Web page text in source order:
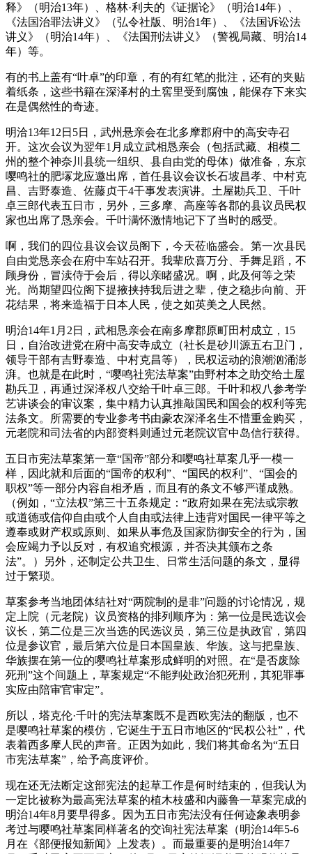
释》（明治13年）、格林·利夫的《证据论》（明治14年）、
《法国治罪法讲义》（弘令社版、明治1年）、《法国诉讼法
讲义》（明治14年）、《法国刑法讲义》（警视局藏、明治14
年）等。
有的书上盖有“叶卓”的印章，有的有红笔的批注，还有的夹贴
着纸条，这些书籍在深泽村的土窖里受到腐蚀，能保存下来实
在是偶然性的奇迹。
明洽13年12日5日，武州悬亲会在北多摩郡府中的高安寺召
开。这次会议为翌年1月成立武相恳亲会（包括武藏、相模二
州的整个神奈川县统一组织、县自由党的母体）做准备，东京
嘤鸣社的肥塜龙应邀出席，首任县议会议长石坡昌孝、中村克
昌、吉野泰造、佐藤贞干4干事发表演讲。土屋勘兵卫、千叶
卓三郎代表五日市，另外，三多摩、高座等各郡的县议员民权
家也出席了恳亲会。千叶满怀激情地记下了当时的感受。
啊，我们的四位县议会议员阁下，今天莅临盛会。第一次县民
自由党恳亲会在府中车站召开。我辈欣喜万分、手舞足蹈，不
顾身份，冒渎侍于会后，得以亲睹盛况。啊，此及何等之荣
光。尚期望四位阁下提掖挟持我后进之辈，使之稳步向前、开
花结果，将来造福于日本人民，使之如英美之人民然。
明治14年1月2日，武相恳亲会在南多摩郡原町田村成立，15
日，自治改进党在府中高安寺成立（社长是砂川源五右卫门，
领导干部有吉野泰造、中村克昌等），民权运动的浪潮汹涌澎
湃。也就是在此时，“嘤鸣社宪法草案”由野村本之助交给土屋
勘兵卫，再通过深泽权八交给千叶卓三郎。千叶和权八参考学
艺讲谈会的审议案，集中精力认真推敲国民和国会的权利等宪
法条文。所需要的专业参考书由豪农深泽名生不惜重金购买，
元老院和司法省的内部资料则通过元老院议官中岛信行获得。
五日市宪法草案第一章“国帝”部分和嘤鸣社草案几乎一模一
样，因此就和后面的“国帝的权利”、“国民的权利”、“国会的
职权”等一部分内容自相矛盾，而且有的条文不够严谨成熟。
（例如，“立法权”第三十五条规定：“政府如果在宪法或宗教
或道德或信仰自由或个人自由或法律上违背对国民一律平等之
遵奉或财产权或原则、如果从事危及国家防御安全的行为，国
会应竭力予以反对，有权追究根源，并否决其颁布之条
法”。）另外，还制定公共卫生、日常生活问题的条文，显得
过于繁琐。
草案参考当地团体结社对“两院制的是非”问题的讨论情况，规
定上院（元老院）议员资格的排列顺序为：第一位是民选议会
议长，第二位是三次当选的民选议员，第三位是执政官，第四
位是参议官，最后第六位是日本国皇族、华族。这与把皇族、
华族摆在第一位的嘤鸣社草案形成鲜明的对照。在“是否废除
死刑”这个间题上，草案规定“不能判处政治犯死刑，其犯罪事
实应由陪审官审定”。
所以，塔克伦·千叶的宪法草案既不是西欧宪法的翻版，也不
是嘤鸣社草案的模仿，它诞生于五日市地区的“民权公社”，代
表着西多摩人民的声音。正因为如此，我们将其命名为“五日
市宪法草案”，给予高度评价。
现在还无法断定这部宪法的起草工作是何时结束的，但我认为
一定比被称为最高宪法草案的植木枝盛和内藤鲁一草案完成的
明治14年8月要早得多。因为五日市宪法没有任何迹象表明参
考过与嘤鸣社草案同样著名的交询社宪法草案（明治14年5-6
月在《部便报知新闻》上发表）。而最重要的是明治14年7